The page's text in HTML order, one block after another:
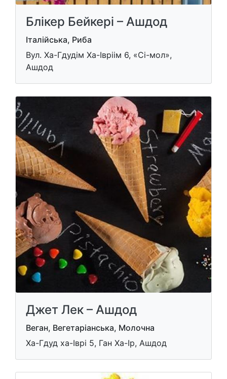
Блікер Бейкері – Ашдод
Італійська, Риба
Вул. Ха-Гдудім Ха-Івріім 6, «Сі-мол»,
Ашдод
Джет Лек – Ашдод
Веган, Вегетаріанська, Молочна
Ха-Гдуд ха-Іврі 5, Ган Ха-Ір, Ашдод